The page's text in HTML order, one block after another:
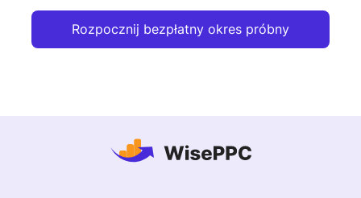
Rozpocznij bezpłatny okres próbny